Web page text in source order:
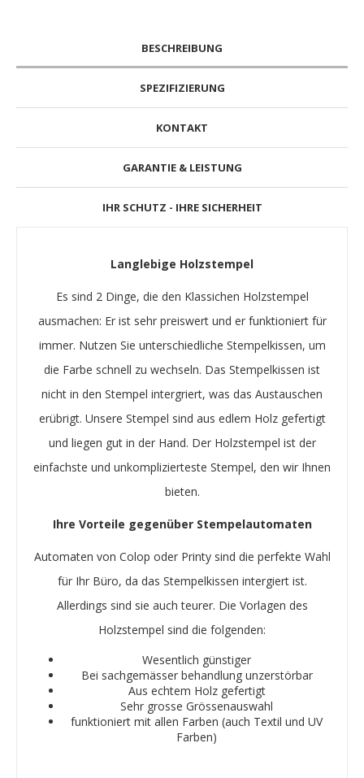
BESCHREIBUNG
SPEZIFIZIERUNG
KONTAKT
GARANTIE & LEISTUNG
IHR SCHUTZ - IHRE SICHERHEIT
Langlebige Holzstempel
Es sind 2 Dinge, die den Klassichen Holzstempel
ausmachen: Er ist sehr preiswert und er funktioniert für
immer. Nutzen Sie unterschiedliche Stempelkissen, um
die Farbe schnell zu wechseln. Das Stempelkissen ist
nicht in den Stempel intergriert, was das Austauschen
erübrigt. Unsere Stempel sind aus edlem Holz gefertigt
und liegen gut in der Hand. Der Holzstempel ist der
einfachste und unkomplizierteste Stempel, den wir Ihnen
bieten.
Ihre Vorteile gegenüber Stempelautomaten
Automaten von Colop oder Printy sind die perfekte Wahl
für Ihr Büro, da das Stempelkissen intergiert ist.
Allerdings sind sie auch teurer. Die Vorlagen des
Holzstempel sind die folgenden:
Wesentlich günstiger
Bei sachgemässer behandlung unzerstörbar
Aus echtem Holz gefertigt
Sehr grosse Grössenauswahl
funktioniert mit allen Farben (auch Textil und UV
Farben)